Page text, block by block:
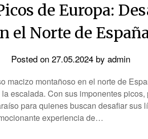
de Europa:
el Norte de
Posted on 27.05.2024by admin
macizo montañoso en el norte de
escalada. Con sus imponentes
para quienes buscan desafiar sus
experiencia de…